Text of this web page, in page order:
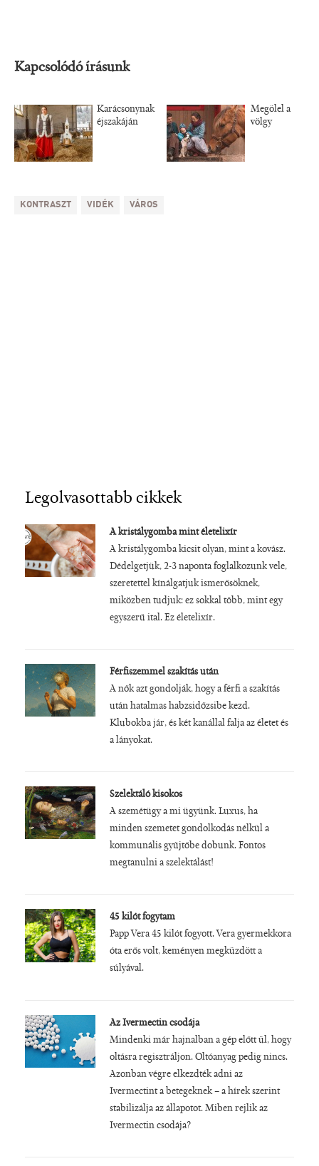
Kapcsolódó írásunk
Karácsonynak
éjszakáján
Megölel a
völgy
KONTRASZT VIDÉK VÁROS
Legolvasottabb cikkek
A kristálygomba mint életelixír
A kristálygomba kicsit olyan, mint a kovász.
Dédelgetjük, 2-3 naponta foglalkozunk vele,
szeretettel kínálgatjuk ismerősöknek,
miközben tudjuk: ez sokkal több, mint egy
egyszerű ital. Ez életelixír.
Férfiszemmel szakítás után
A nők azt gondolják, hogy a férfi a szakítás
után hatalmas habzsidőzsibe kezd.
Klubokba jár, és két kanállal falja az életet és
a lányokat.
Szelektáló kisokos
A szemétügy a mi ügyünk. Luxus, ha
minden szemetet gondolkodás nélkül a
kommunális gyűjtőbe dobunk. Fontos
megtanulni a szelektálást!
45 kilót fogytam
Papp Vera 45 kilót fogyott. Vera gyermekkora
óta erős volt, keményen megküzdött a
súlyával.
Az Ivermectin csodája
Mindenki már hajnalban a gép előtt ül, hogy
oltásra regisztráljon. Oltóanyag pedig nincs.
Azonban végre elkezdték adni az
Ivermectint a betegeknek – a hírek szerint
stabilizálja az állapotot. Miben rejlik az
Ivermectin csodája?